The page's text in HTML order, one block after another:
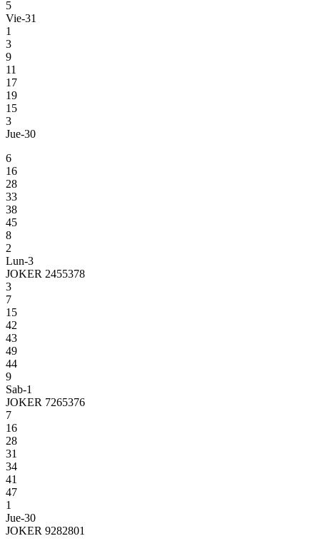
5
Vie-31
1
3
9
11
17
19
15
3
Jue-30
6
16
28
33
38
45
8
2
Lun-3
JOKER 2455378
3
7
15
42
43
49
44
9
Sab-1
JOKER 7265376
7
16
28
31
34
41
47
1
Jue-30
JOKER 9282801